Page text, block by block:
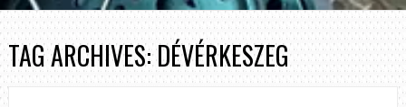
TAG ARCHIVES: DÉVÉRKESZEG